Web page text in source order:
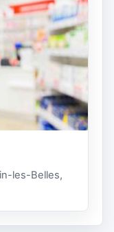
les-Belles,